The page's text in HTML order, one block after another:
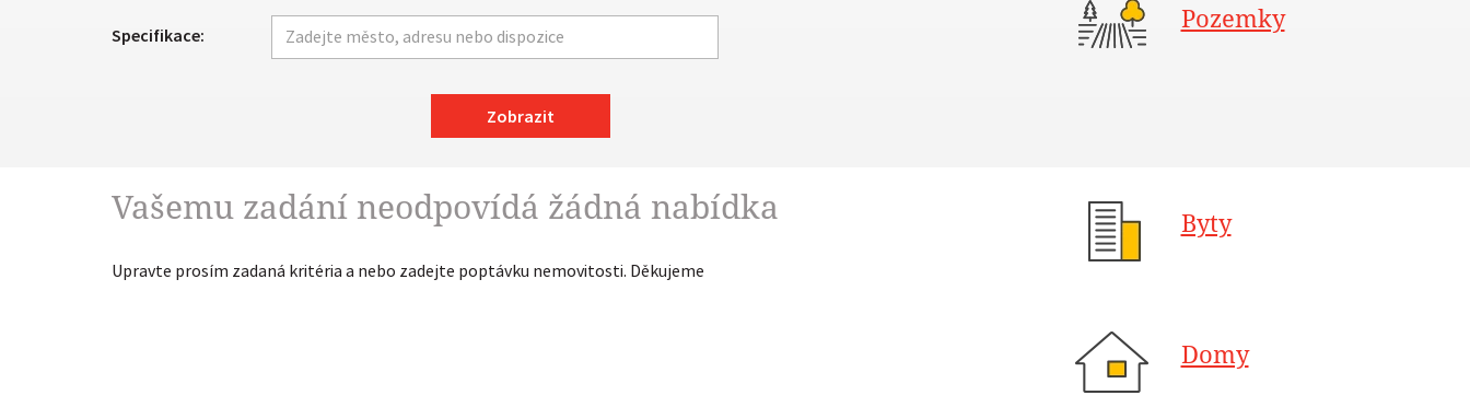
Specifikace:
Zobrazit
Pozemky
Vašemu zadání neodpovídá žádná nabídka
Upravte prosím zadaná kritéria a nebo zadejte poptávku nemovitosti. Děkujeme
Byty
Domy